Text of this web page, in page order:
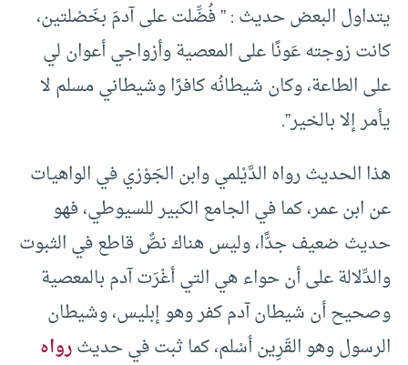
يتداول البعض حديث : ” فُضِّلت على آدمَ بخَصْلتين،
كانت زوجته عَونًا على المعصية وأزواجي أعوان لي
على الطاعة، وكان شيطانُه كافرًا وشيطاني مسلم لا
يأمر إلا بالخير”.
هذا الحديث رواه الدَّيْلمي وابن الجَوْزي في الواهيات
عن ابن عمر، كما في الجامع الكبير للسيوطي، فهو
حديث ضعيف جدًّا، وليس هناك نصٌّ قاطع في الثبوت
والدِّلالة على أن حواء هي التي أغْرَت آدم بالمعصية
وصحيح أن شيطان آدم كفر وهو إبليس، وشيطان
الرسول وهو القَرِين أسْلم، كما ثبت في حديثرواه